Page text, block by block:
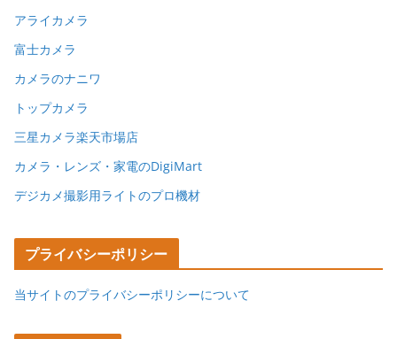
アライカメラ
富士カメラ
カメラのナニワ
トップカメラ
三星カメラ楽天市場店
カメラ・レンズ・家電のDigiMart
デジカメ撮影用ライトのプロ機材
プライバシーポリシー
当サイトのプライバシーポリシーについて